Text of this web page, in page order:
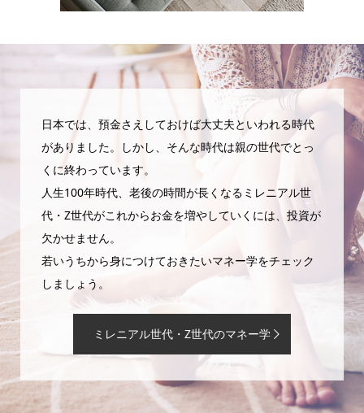
日本では、預金さえしておけば大丈夫といわれる時代
がありました。しかし、そんな時代は親の世代でとっ
くに終わっています。
人生100年時代、老後の時間が長くなるミレニアル世
代・Z世代がこれからお金を増やしていくには、投資が
欠かせません。
若いうちから身につけておきたいマネー学をチェック
しましょう。
ミレニアル世代・Z世代のマネー学